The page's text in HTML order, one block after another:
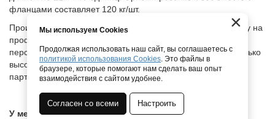
фланцами составляет 120 кг/шт.
Производятся офланцованные трубы ПНД
в теплом цеху на
профессиональном оборудовании квалифицированным
персоналом. В качестве комплектующих используются только
высококачественные заготовки, проверенных годами
партнеров.
У менеджеров нашей компании можно получить
×
Мы используем Cookies
Продолжая использовать наш сайт, вы соглашаетесь с
политикой использования Cookies. Это файлы в
браузере, которые помогают нам сделать ваш опыт
взаимодействия с сайтом удобнее.
Согласен со всеми Настроить